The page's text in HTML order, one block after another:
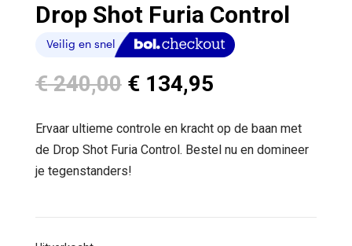
Drop Shot Furia Control
€240,00 Oorspronkelijke
was:
€ 240,00.
€134,95Huidige
is:
€ 134,95.
Ervaar ultieme controle en kracht op de baan met
de Drop Shot Furia Control. Bestel nu en domineer
je tegenstanders!